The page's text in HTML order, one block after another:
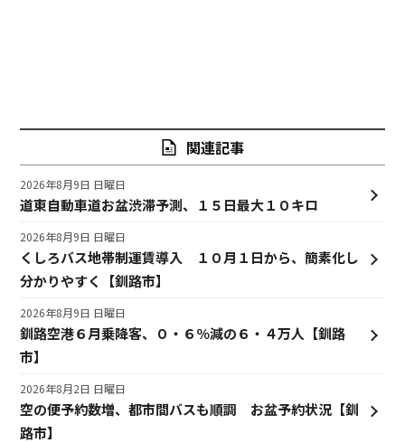
関連記事
道東自動車道お盆渋滞予測、１５日最大１０キロ
2026年8月9日 日曜日
くしろバス地帯制運賃導入 １０月１日から、簡素化し
分かりやすく【釧路市】
2026年8月9日 日曜日
釧路空港６月乗降客、０・６％減の６・４万人【釧路
市】
2026年8月9日 日曜日
空の便予約数増、都市間バスも順調 お盆予約状況【釧
路市】
2026年8月2日 日曜日